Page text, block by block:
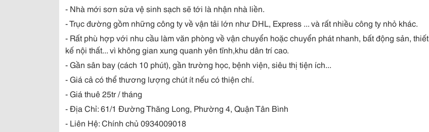
- Nhà mới sơn sửa vệ sinh sạch sẽ tới là nhận nhà liền.
- Trục đường gồm những công ty về vận tải lớn như DHL, Express ... và rất nhiều công ty nhỏ khác.
- Rất phù hợp với nhu cầu làm văn phòng về vận chuyển hoặc chuyển phát nhanh, bất động sản, thiết
kế nội thất... vì không gian xung quanh yên tĩnh,khu dân trí cao.
- Gần sân bay (cách 10 phút), gần trường học, bệnh viện, siêu thị tiện ích...
- Giá cả có thể thương lượng chút ít nếu có thiện chí.
- Giá thuê 25tr / tháng
- Địa Chỉ: 61/1 Đường Thăng Long, Phường 4, Quận Tân Bình
- Liên Hệ: Chính chủ 0934009018